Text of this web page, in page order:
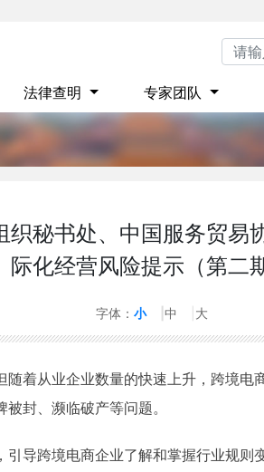
法律查明 专家团队
织秘书处、中国服务贸易
际化经营风险提示（第二
字体： 小 中 大
着从业企业数量的快速上升，跨境电
封、濒临破产等问题。
导跨境电商企业了解和掌握行业规则